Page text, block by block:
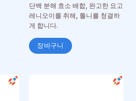
단백 분해 효소 배합, 완고한 요고
레니오이를 취해, 틀니를 청결하
게 합니다.
장바구니